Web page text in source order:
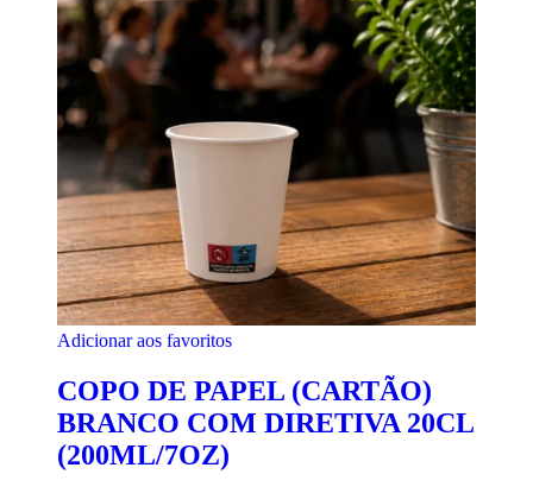
Adicionar aos favoritos
COPO DE PAPEL (CARTÃO)
BRANCO COM DIRETIVA 20CL
(200ML/7OZ)